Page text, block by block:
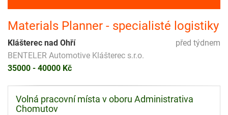
Materials Planner - specialisté logistiky
před týdnem
Klášterec nad Ohří
BENTELER Automotive Klášterec s.r.o.
35000 - 40000 Kč
Volná pracovní místa v oboru Administrativa
Chomutov